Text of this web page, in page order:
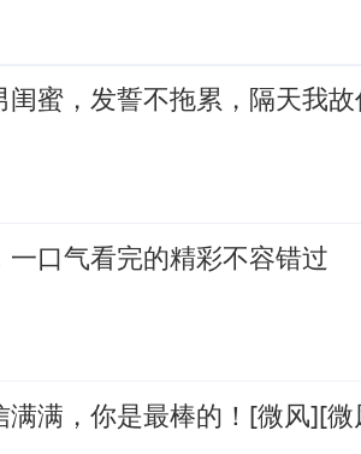
蜜，发誓不拖累，隔天我
口气看完的精彩不容错过
满满，你是最棒的！[微风][微